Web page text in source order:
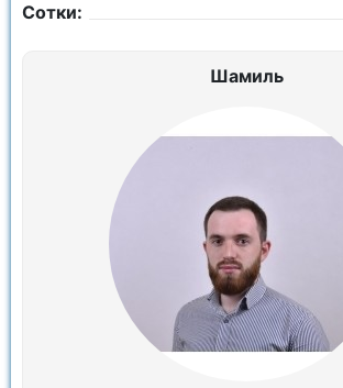
Сотки:
Шамиль